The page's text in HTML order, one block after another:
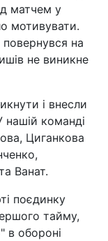
матчем у
мотивувати.
на
не виникне
і внесли
нашій команді
Циганкова
Ванат.
поєдинку
тайму,
в обороні